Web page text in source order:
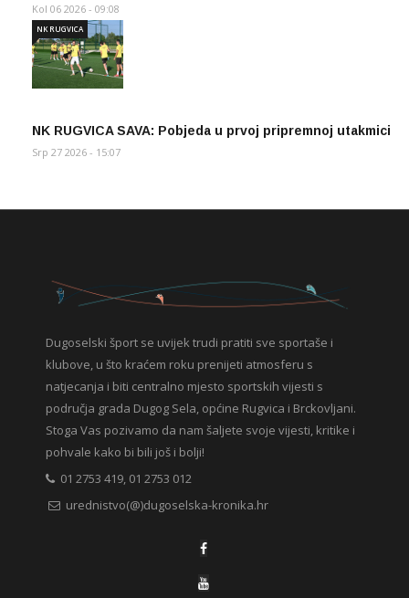
Kol 06 2026 - 09:08
NK RUGVICA SAVA: Pobjeda u prvoj pripremnoj utakmici
NK RUGVICA
Srp 27 2026 - 15:07
Dugoselski šport se uvijek trudi pratiti sve sportaše i
klubove, u što kraćem roku prenijeti atmosferu s
natjecanja i biti centralno mjesto sportskih vijesti s
područja grada Dugog Sela, općine Rugvica i Brckovljani.
Stoga Vas pozivamo da nam šaljete svoje vijesti, kritike i
pohvale kako bi bili još i bolji!
01 2753 419, 01 2753 012
urednistvo(@)dugoselska-kronika.hr